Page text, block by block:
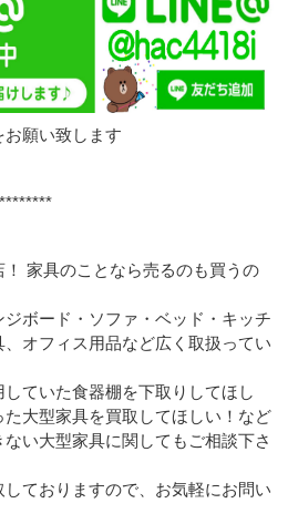
願い致します
家具のことなら売るのも買うの
ボード・ソファ・ベッド・キッチ
オフィス用品など広く取扱ってい
ていた食器棚を下取りしてほし
大型家具を買取してほしい！など
い大型家具に関してもご相談下さ
ておりますので、お気軽にお問い